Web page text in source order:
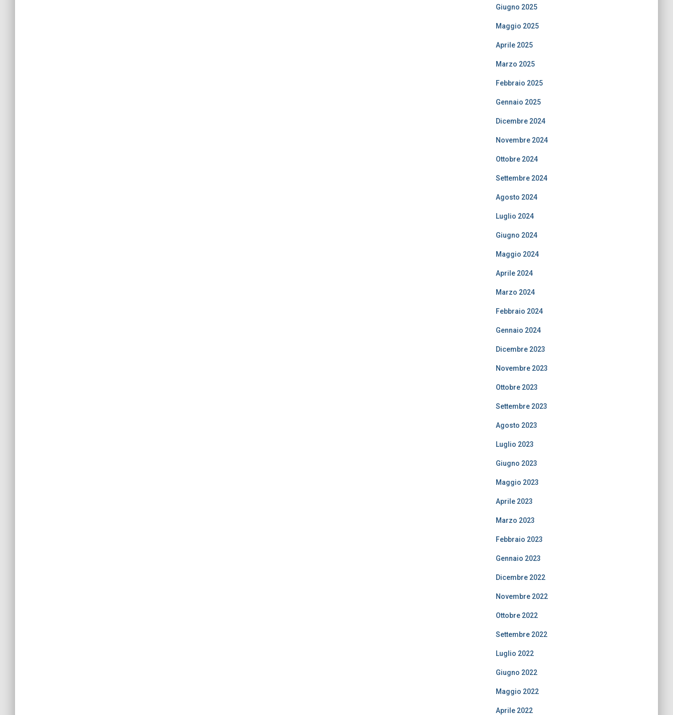
Giugno 2025
Maggio 2025
Aprile 2025
Marzo 2025
Febbraio 2025
Gennaio 2025
Dicembre 2024
Novembre 2024
Ottobre 2024
Settembre 2024
Agosto 2024
Luglio 2024
Giugno 2024
Maggio 2024
Aprile 2024
Marzo 2024
Febbraio 2024
Gennaio 2024
Dicembre 2023
Novembre 2023
Ottobre 2023
Settembre 2023
Agosto 2023
Luglio 2023
Giugno 2023
Maggio 2023
Aprile 2023
Marzo 2023
Febbraio 2023
Gennaio 2023
Dicembre 2022
Novembre 2022
Ottobre 2022
Settembre 2022
Luglio 2022
Giugno 2022
Maggio 2022
Aprile 2022